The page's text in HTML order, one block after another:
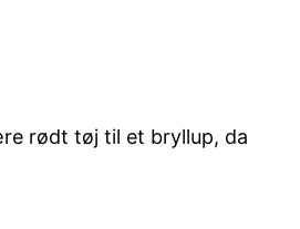
rødt tøj til et bryllup, da